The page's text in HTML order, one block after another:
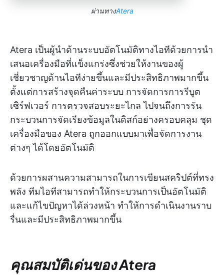
ผ่านทางAtera
Atera เป็นผู้นำด้านระบบอัตโนมัติทางไอทีด้วยการนำ
เสนอเครื่องมือที่แข็งแกร่งซึ่งช่วยให้งานของผู้
เชี่ยวชาญด้านไอทีง่ายขึ้นและมีประสิทธิภาพมากขึ้น
ตั้งแต่การสร้างจุดคืนค่าระบบ การจัดการการรีบูต
เซิร์ฟเวอร์ การตรวจสอบระยะไกล ไปจนถึงการรัน
กระบวนการจัดเรียงข้อมูลในดิสก์อย่างครอบคลุม ชุด
เครื่องมือของ Atera ถูกออกแบบมาเพื่อจัดการงาน
ต่างๆ ได้โดยอัตโนมัติ
ด้วยการผสานความสามารถในการเขียนสคริปต์ที่ทรง
พลัง ทีมไอทีสามารถทำให้กระบวนการเป็นอัตโนมัติ
และแก้ไขปัญหาได้ล่วงหน้า ทำให้การดำเนินงานราบ
รื่นและมีประสิทธิภาพมากขึ้น
คุณสมบัติเด่นของ Atera